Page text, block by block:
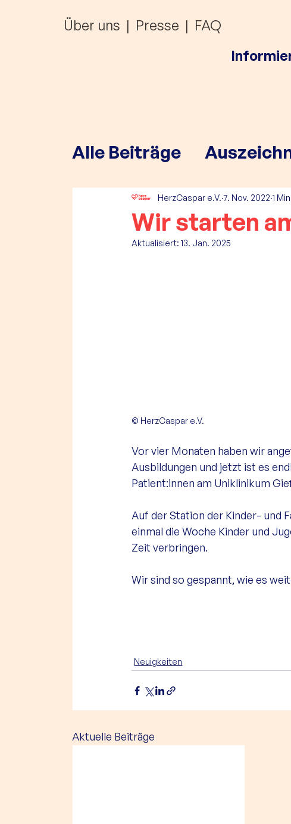
Über uns | Presse | FAQ
Alle Beiträge
Förderungen
Wir starten
HerzCaspar e.V. 7. Nov. 2022 1
Aktualisiert:13. Jan. 2025
© HerzCaspar e.V.
Vor vier Monaten haben wir
Ausbildungen und jetzt ist es
Patient:innen am Uniklinikum
Auf der Station der Kinder- und
einmal die Woche Kinder und
Zeit verbringen.
Wir sind so gespannt, wie es
Neuigkeiten
Aktuelle Beiträge